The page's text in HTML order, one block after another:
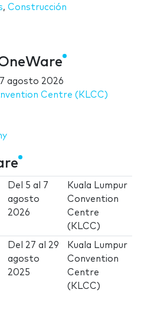
, Construcción
agosto 2026
Centre (KLCC)
Del 5 al
7
agosto
2026
Kuala Lumpur
Convention
Centre
(KLCC)
Del 27 al 29
agosto
2025
Kuala Lumpur
Convention
Centre
(KLCC)